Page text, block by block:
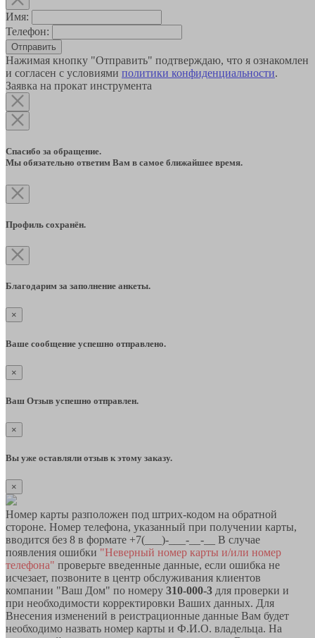
Имя:
Телефон:
Отправить
Нажимая кнопку "Отправить" подтверждаю, что я ознакомлен
и согласен с условиями политики конфиденциальности.
Заявка на прокат инструмента
Спасибо за обращение.
Мы обязательно ответим Вам в самое ближайшее время.
Профиль сохранён.
Благодарим за заполнение анкеты.
×
Ваше сообщение успешно отправлено.
×
Ваш Отзыв успешно отправлен.
×
Вы уже оставляли отзыв к этому заказу.
×
Номер карты разположен под штрих-кодом на обратной
стороне. Номер телефона, указанный при получении карты,
вводится без 8 в формате +7(___)-___-__-__ В случае
появления ошибки "Неверный номер карты и/или номер
телефона" проверьте введенные данные, если ошибка не
исчезает, позвоните в центр обслуживания клиентов
компании "Ваш Дом" по номеру 310-000-3 для проверки и
при необходимости корректировки Ваших данных. Для
Внесения изменений в реистрационные данные Вам будет
необходимо назвать номер карты и Ф.И.О. владельца. На